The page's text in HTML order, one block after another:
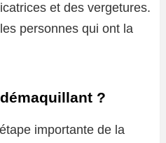
et des vergetures.
personnes qui ont la
?
importante de la